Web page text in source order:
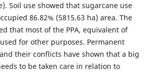
Soil use showed that sugarcane use
86.82% (5815.63 ha) area. The
that most of the PPA, equivalent of
for other purposes. Permanent
their conflicts have shown that a big
to be taken care in relation to